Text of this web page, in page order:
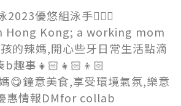
2023優悠組泳手🏊🏻‍♀️
Hong Kong; a working mom
的辣媽,開心些牙日常生活點滴
b趣事👧🏻👧🏻👦🏻
😋鐘意美食,享受環境氣氛,樂意
惠情報DMfor collab